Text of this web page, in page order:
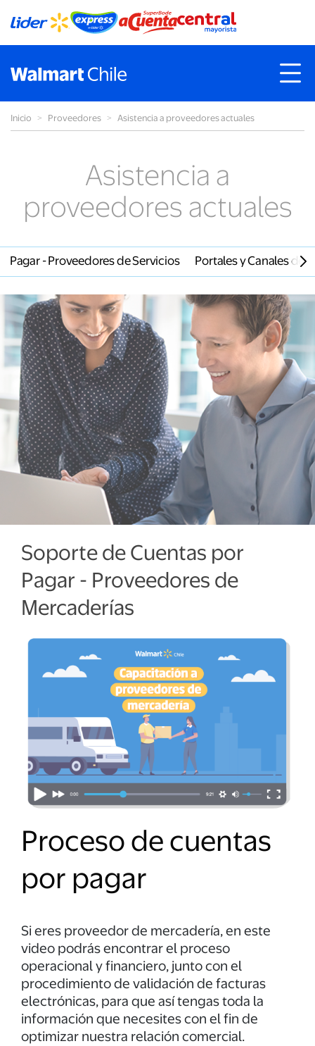
Inicio ˃ Proveedores ˃ Asistencia a proveedores actuales
Asistencia a
proveedores actuales
Pagar - Proveedores de Servicios Portales y Canales de
Soporte de Cuentas por
Pagar - Proveedores de
Mercaderías
Proceso de cuentas
por pagar
Si eres proveedor de mercadería, en este
video podrás encontrar el proceso
operacional y financiero, junto con el
procedimiento de validación de facturas
electrónicas, para que así tengas toda la
información que necesites con el fin de
optimizar nuestra relación comercial.